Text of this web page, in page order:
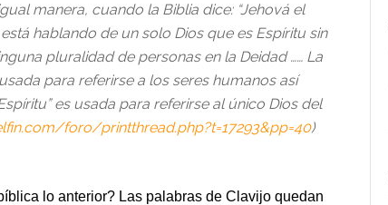
manera, cuando la Biblia dice: “Jehová el
está hablando de un solo Dios que es Espíritu sin
pluralidad de personas en la Deidad …… La
para referirse a los seres humanos así
es usada para referirse al único Dios del
foro/printthread.php?t=17293&pp=40)
lo anterior? Las palabras de Clavijo quedan